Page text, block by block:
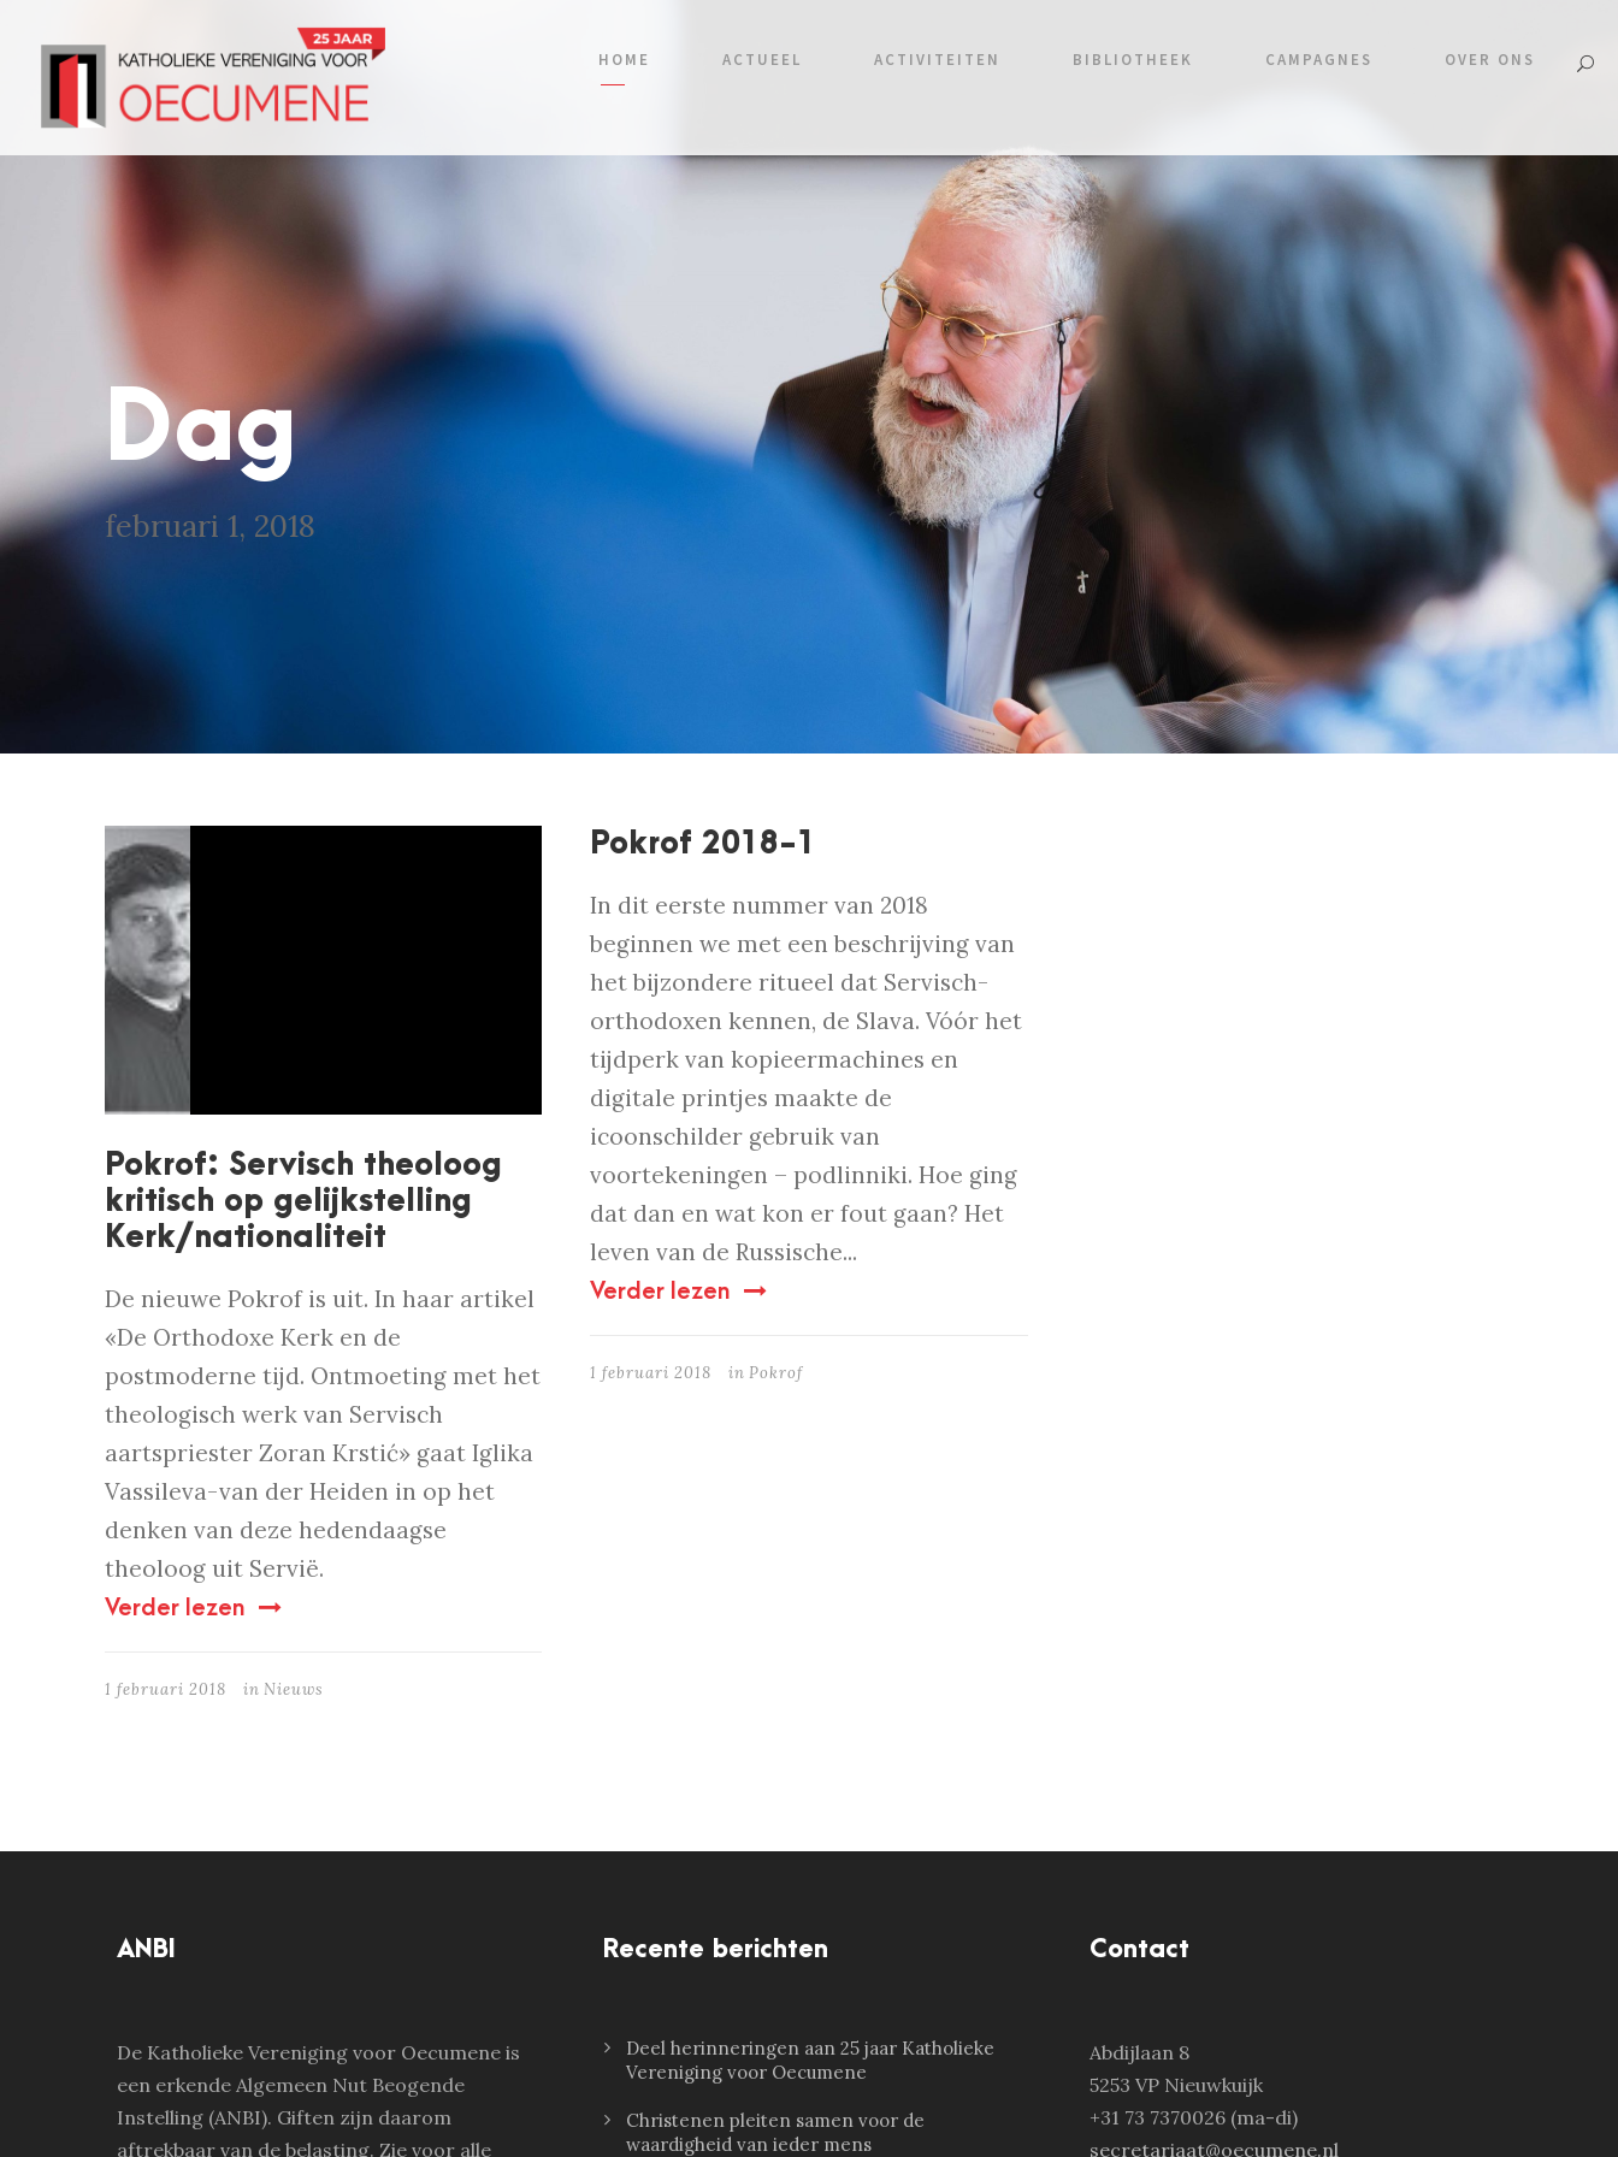
HOME ACTUEEL ACTIVITEITEN BIBLIOTHEEK CAMPAGNES OVER ONS
Dag
februari 1, 2018
Pokrof: Servisch theoloog
kritisch op gelijkstelling
Kerk/nationaliteit
De nieuwe Pokrof is uit. In haar artikel
«De Orthodoxe Kerk en de
postmoderne tijd. Ontmoeting met het
theologisch werk van Servisch
aartspriester Zoran Krstić» gaat Iglika
Vassileva-van der Heiden in op het
denken van deze hedendaagse
theoloog uit Servië.
Verder lezen
1 februari 2018 in Nieuws
Pokrof 2018-1
In dit eerste nummer van 2018
beginnen we met een beschrijving van
het bijzondere ritueel dat Servisch-
orthodoxen kennen, de Slava. Vóór het
tijdperk van kopieermachines en
digitale printjes maakte de
icoonschilder gebruik van
voortekeningen – podlinniki. Hoe ging
dat dan en wat kon er fout gaan? Het
leven van de Russische...
Verder lezen
1 februari 2018 in Pokrof
ANBI
De Katholieke Vereniging voor Oecumene is
een erkende Algemeen Nut Beogende
Instelling (ANBI). Giften zijn daarom
aftrekbaar van de belasting. Zie voor alle
Recente berichten
Deel herinneringen aan 25 jaar Katholieke
Vereniging voor Oecumene
Christenen pleiten samen voor de
waardigheid van ieder mens
Contact
Abdijlaan 8
5253 VP Nieuwkuijk
+31 73 7370026 (ma-di)
secretariaat@oecumene.nl